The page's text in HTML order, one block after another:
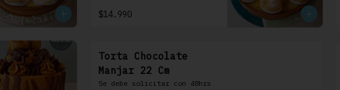
$14.990
Torta Chocolate
Manjar 22 Cm
Se debe solicitar con 48hrs